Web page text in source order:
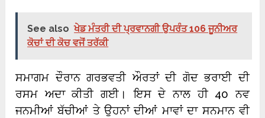
See also ਖੇਡ ਮੰਤਰੀ ਦੀ ਪ੍ਰਵਾਨਗੀ ਉਪਰੰਤ 106 ਜੂਨੀਅਰ
ਕੋਚਾਂ ਦੀ ਕੋਚ ਵਜੋਂ ਤਰੱਕੀ
ਸਮਾਗਮ ਦੌਰਾਨ ਗਰਭਵਤੀ ਔਰਤਾਂ ਦੀ ਗੋਦ ਭਰਾਈ ਦੀ
ਰਸਮ ਅਦਾ ਕੀਤੀ ਗਈ। ਇਸ ਦੇ ਨਾਲ ਹੀ 40 ਨਵ
ਜਨਮੀਆਂ ਬੱਚੀਆਂ ਤੇ ਉਹਨਾਂ ਦੀਆਂ ਮਾਵਾਂ ਦਾ ਸਨਮਾਨ ਵੀ